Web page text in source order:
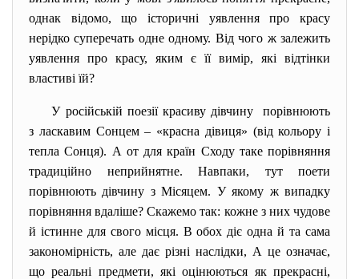
однак відомо, що історичні уявлення про красу
нерідко суперечать одне одному. Від чого ж залежить
уявлення про красу, яким є її вимір, які відтінки
властиві їй?
У російській поезії красиву дівчину порівнюють
з ласкавим Сонцем – «красна дівиця» (від кольору і
тепла Сонця). А от для країн Сходу таке порівняння
традиційно неприйнятне. Навпаки, тут поети
порівнюють дівчину з Місяцем. У якому ж випадку
порівняння вдаліше? Скажемо так: кожне з них чудове
й істинне для свого місця. В обох діє одна й та сама
закономірність, але дає різні наслідки, А це означає,
що реальні предмети, які оцінюються як прекрасні,